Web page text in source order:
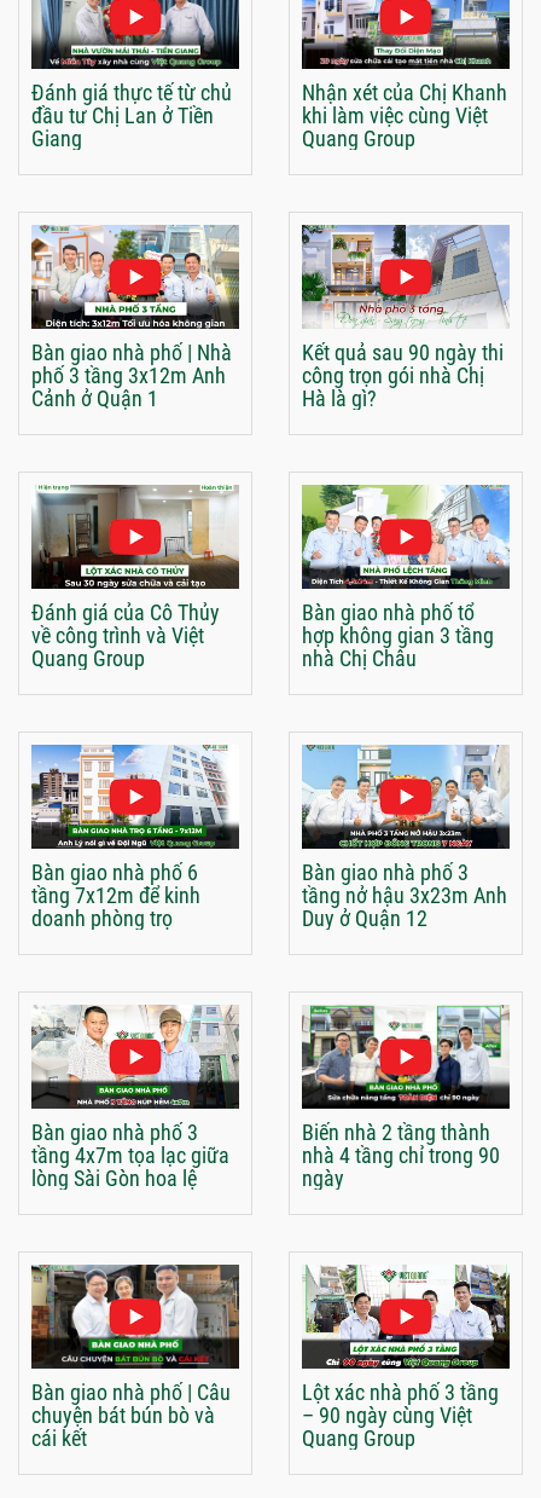
Đánh giá thực tế từ chủ
đầu tư Chị Lan ở Tiền
Giang
Nhận xét của Chị Khanh
khi làm việc cùng Việt
Quang Group
Bàn giao nhà phố | Nhà
phố 3 tầng 3x12m Anh
Cảnh ở Quận 1
Kết quả sau 90 ngày thi
công trọn gói nhà Chị
Hà là gì?
Đánh giá của Cô Thủy
về công trình và Việt
Quang Group
Bàn giao nhà phố tổ
hợp không gian 3 tầng
nhà Chị Châu
Bàn giao nhà phố 6
tầng 7x12m để kinh
doanh phòng trọ
Bàn giao nhà phố 3
tầng nở hậu 3x23m Anh
Duy ở Quận 12
Bàn giao nhà phố 3
tầng 4x7m tọa lạc giữa
lòng Sài Gòn hoa lệ
Biến nhà 2 tầng thành
nhà 4 tầng chỉ trong 90
ngày
Bàn giao nhà phố | Câu
chuyện bát bún bò và
cái kết
Lột xác nhà phố 3 tầng
– 90 ngày cùng Việt
Quang Group